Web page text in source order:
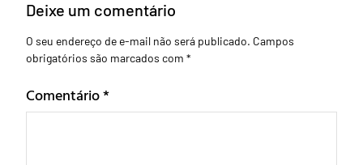
Deixe um comentário
O seu endereço de e-mail não será publicado. Campos
obrigatórios são marcados com *
Comentário*